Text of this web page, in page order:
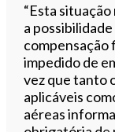
“Esta
a
compensação
impedido de
vez que tanto
aplicáveis
aéreas